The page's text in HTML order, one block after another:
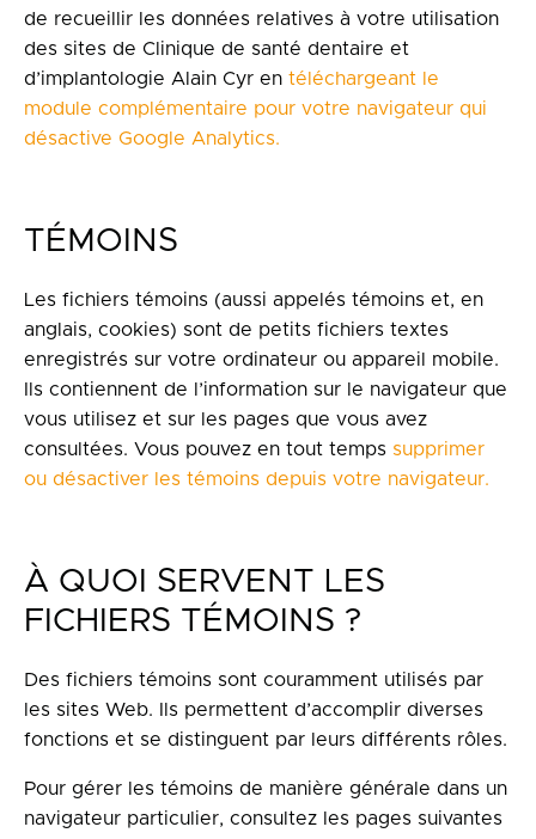
de recueillir les données relatives à votre utilisation
des sites de Clinique de santé dentaire et
d’implantologie Alain Cyr en téléchargeant le
module complémentaire pour votre navigateur qui
désactive Google Analytics.
TÉMOINS
Les fichiers témoins (aussi appelés témoins et, en
anglais, cookies) sont de petits fichiers textes
enregistrés sur votre ordinateur ou appareil mobile.
Ils contiennent de l’information sur le navigateur que
vous utilisez et sur les pages que vous avez
consultées. Vous pouvez en tout temps supprimer
ou désactiver les témoins depuis votre navigateur.
À QUOI SERVENT LES
FICHIERS TÉMOINS ?
Des fichiers témoins sont couramment utilisés par
les sites Web. Ils permettent d’accomplir diverses
fonctions et se distinguent par leurs différents rôles.
Pour gérer les témoins de manière générale dans un
navigateur particulier, consultez les pages suivantes